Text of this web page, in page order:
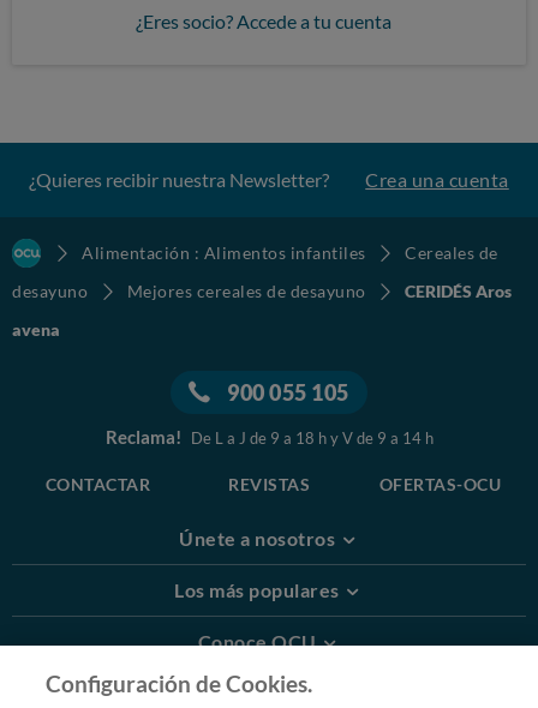
¿Eres socio? Accede a tu cuenta
¿Quieres recibir nuestra Newsletter? Crea una cuenta
Alimentación : Alimentos infantiles
Cereales de
desayuno
Mejores cereales de desayuno
CERIDÉS Aros
avena
900 055 105
Reclama! De L a J de 9 a 18 h y V de 9 a 14 h
CONTACTAR REVISTAS OFERTAS-OCU
Únete a nosotros
Los más populares
Conoce OCU
Más Información
Configuración de Cookies.